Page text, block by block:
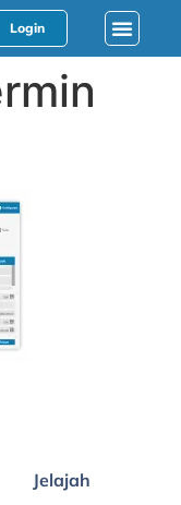
Login
Jelajah